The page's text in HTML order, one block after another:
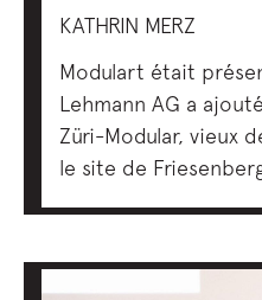
KATHRIN MERZ
Modulart était
Lehmann AG a
Züri-Modular, vieux
le site de